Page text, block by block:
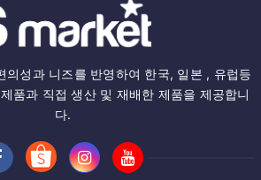
의성과 니즈를 반영하여 한국, 일본 , 유럽등
품과 직접 생산 및 재배한 제품을 제공합니
다.